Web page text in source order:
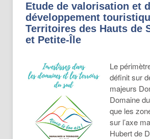
Etude de valorisation et
développement
Territoires des Hauts de
et Petite-Île
Le
définit sur
majeurs
Domaine
que les
sur l’axe
Hubert de